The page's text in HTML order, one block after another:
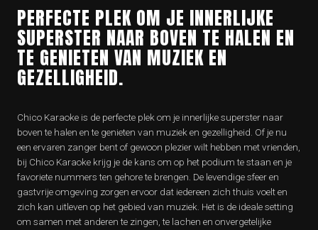
PERFECTE PLEK OM JE INNERLIJKE
SUPERSTER NAAR BOVEN TE HALEN EN
TE GENIETEN VAN MUZIEK EN
GEZELLIGHEID.
Chico Karaoke is de perfecte plek om je innerlijke superster naar
boven te halen en te genieten van muziek en gezelligheid. Of je nu
een ervaren zanger bent of gewoon plezier wilt hebben met vrienden,
bij Chico Karaoke krijg je de kans om op het podium te staan en je
favoriete nummers ten gehore te brengen. De levendige sfeer en
gastvrije omgeving zorgen ervoor dat iedereen zich thuis voelt en
zich kan uitleven op het gebied van muziek. Het is de ideale setting
om samen met anderen te zingen, te lachen en onvergetelijke